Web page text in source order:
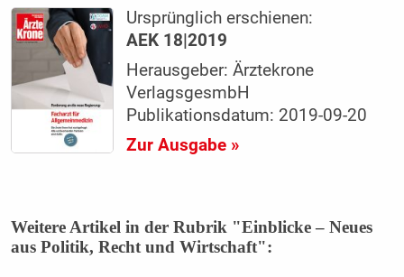
Ursprünglich erschienen:
AEK 18|2019
Herausgeber: Ärztekrone
VerlagsgesmbH
Publikationsdatum: 2019-09-20
Zur Ausgabe »
Weitere Artikel in der Rubrik "Einblicke – Neues
aus Politik, Recht und Wirtschaft":